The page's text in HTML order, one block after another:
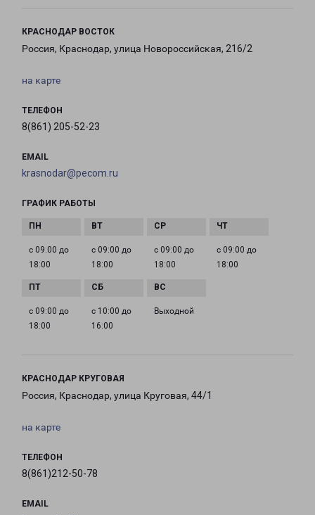
КРАСНОДАР ВОСТОК
Россия, Краснодар, улица Новороссийская, 216/2
на карте
ТЕЛЕФОН
8(861) 205-52-23
EMAIL
krasnodar@pecom.ru
ГРАФИК РАБОТЫ
с 09:00 до
18:00
с 09:00 до
18:00
с 09:00 до
18:00
с 09:00 до
18:00
с 09:00 до
18:00
с 10:00 до
16:00
Выходной
КРАСНОДАР КРУГОВАЯ
Россия, Краснодар, улица Круговая, 44/1
на карте
ТЕЛЕФОН
8(861)212-50-78
EMAIL